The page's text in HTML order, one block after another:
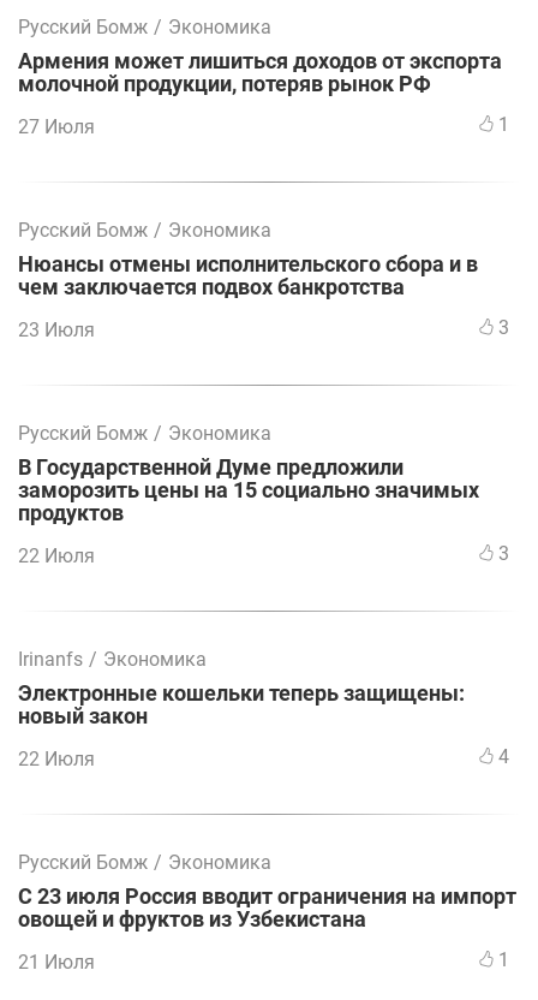
Русский Бомж / Экономика
Армения может лишиться доходов от экспорта
молочной продукции, потеряв рынок РФ
27 Июля 1
Русский Бомж / Экономика
Нюансы отмены исполнительского сбора и в
чем заключается подвох банкротства
23 Июля 3
Русский Бомж / Экономика
В Государственной Думе предложили
заморозить цены на 15 социально значимых
продуктов
22 Июля 3
Irinanfs / Экономика
Электронные кошельки теперь защищены:
новый закон
22 Июля 4
Русский Бомж / Экономика
С 23 июля Россия вводит ограничения на импорт
овощей и фруктов из Узбекистана
21 Июля 1